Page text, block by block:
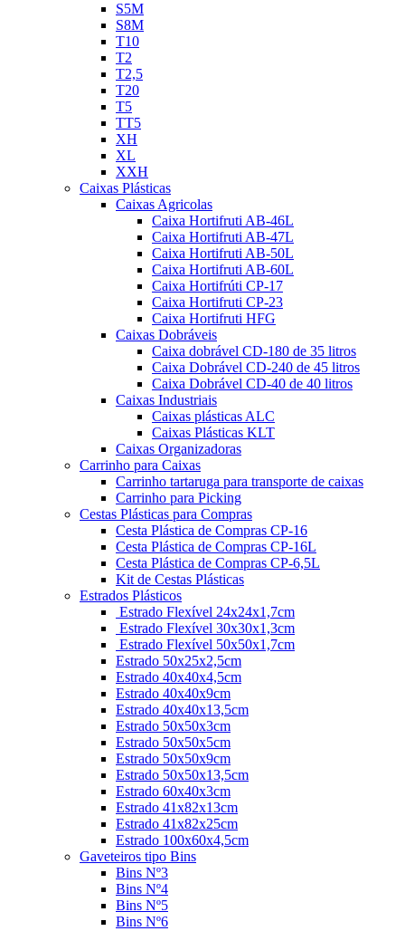
S5M
S8M
T10
T2
T2,5
T20
T5
TT5
XH
XL
XXH
Caixas Plásticas
Caixas Agricolas
Caixa Hortifruti AB-46L
Caixa Hortifruti AB-47L
Caixa Hortifruti AB-50L
Caixa Hortifruti AB-60L
Caixa Hortifrúti CP-17
Caixa Hortifruti CP-23
Caixa Hortifruti HFG
Caixas Dobráveis
Caixa dobrável CD-180 de 35 litros
Caixa Dobrável CD-240 de 45 litros
Caixa Dobrável CD-40 de 40 litros
Caixas Industriais
Caixas plásticas ALC
Caixas Plásticas KLT
Caixas Organizadoras
Carrinho para Caixas
Carrinho tartaruga para transporte de caixas
Carrinho para Picking
Cestas Plásticas para Compras
Cesta Plástica de Compras CP-16
Cesta Plástica de Compras CP-16L
Cesta Plástica de Compras CP-6,5L
Kit de Cestas Plásticas
Estrados Plásticos
Estrado Flexível 24x24x1,7cm
Estrado Flexível 30x30x1,3cm
Estrado Flexível 50x50x1,7cm
Estrado 50x25x2,5cm
Estrado 40x40x4,5cm
Estrado 40x40x9cm
Estrado 40x40x13,5cm
Estrado 50x50x3cm
Estrado 50x50x5cm
Estrado 50x50x9cm
Estrado 50x50x13,5cm
Estrado 60x40x3cm
Estrado 41x82x13cm
Estrado 41x82x25cm
Estrado 100x60x4,5cm
Gaveteiros tipo Bins
Bins Nº3
Bins Nº4
Bins Nº5
Bins Nº6